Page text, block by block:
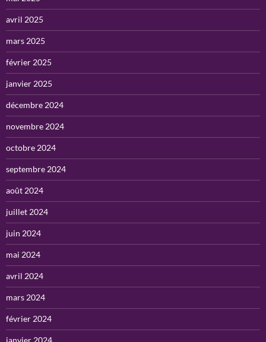
avril 2025
mars 2025
février 2025
janvier 2025
décembre 2024
novembre 2024
octobre 2024
septembre 2024
août 2024
juillet 2024
juin 2024
mai 2024
avril 2024
mars 2024
février 2024
janvier 2024